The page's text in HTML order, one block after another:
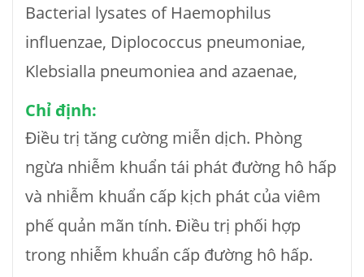
Bacterial lysates of Haemophilus
influenzae, Diplococcus pneumoniae,
Klebsialla pneumoniea and azaenae,
Chỉ định:
Điều trị tăng cường miễn dịch. Phòng
ngừa nhiễm khuẩn tái phát đường hô hấp
và nhiễm khuẩn cấp kịch phát của viêm
phế quản mãn tính. Điều trị phối hợp
trong nhiễm khuẩn cấp đường hô hấp.